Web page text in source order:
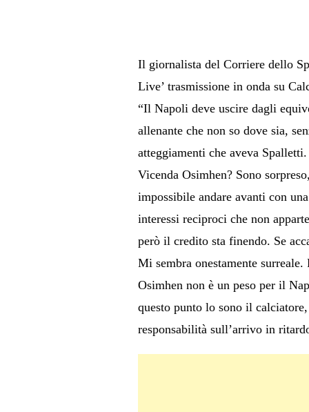
Il giornalista del Corriere dello
Live’ trasmissione in onda su
“Il Napoli deve uscire dagli
allenante che non so dove sia,
atteggiamenti che aveva Spalletti.
Vicenda Osimhen? Sono
impossibile andare avanti con
interessi reciproci che non
però il credito sta finendo. Se
Mi sembra onestamente
Osimhen non è un peso per il
questo punto lo sono il
responsabilità sull’arrivo in